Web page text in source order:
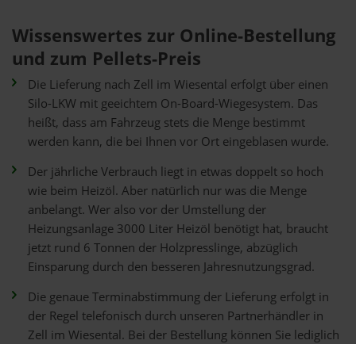
Wissenswertes zur Online-Bestellung
und zum Pellets-Preis
Die Lieferung nach Zell im Wiesental erfolgt über einen
Silo-LKW mit geeichtem On-Board-Wiegesystem. Das
heißt, dass am Fahrzeug stets die Menge bestimmt
werden kann, die bei Ihnen vor Ort eingeblasen wurde.
Der jährliche Verbrauch liegt in etwas doppelt so hoch
wie beim Heizöl. Aber natürlich nur was die Menge
anbelangt. Wer also vor der Umstellung der
Heizungsanlage 3000 Liter Heizöl benötigt hat, braucht
jetzt rund 6 Tonnen der Holzpresslinge, abzüglich
Einsparung durch den besseren Jahresnutzungsgrad.
Die genaue Terminabstimmung der Lieferung erfolgt in
der Regel telefonisch durch unseren Partnerhändler in
Zell im Wiesental. Bei der Bestellung können Sie lediglich